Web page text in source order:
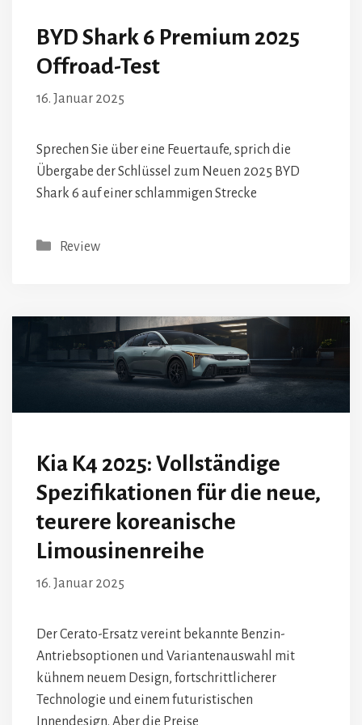
BYD Shark 6 Premium 2025
Offroad-Test
16. Januar 2025
Sprechen Sie über eine Feuertaufe, sprich die
Übergabe der Schlüssel zum Neuen 2025 BYD
Shark 6 auf einer schlammigen Strecke
Kategorien
Review
Kia K4 2025: Vollständige
Spezifikationen für die neue,
teurere koreanische
Limousinenreihe
16. Januar 2025
Der Cerato-Ersatz vereint bekannte Benzin-
Antriebsoptionen und Variantenauswahl mit
kühnem neuem Design, fortschrittlicherer
Technologie und einem futuristischen